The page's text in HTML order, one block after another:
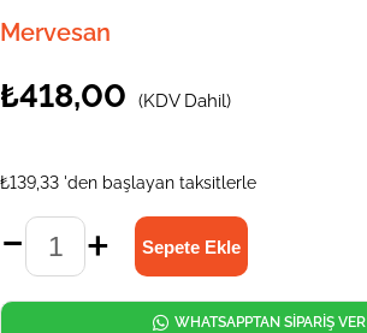
Mervesan
₺418,00 (KDV Dahil)
₺139,33 'den başlayan taksitlerle
WHATSAPPTAN SİPARİŞ VER